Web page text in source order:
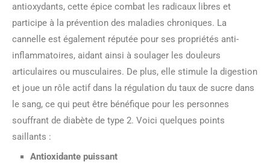
antioxydants, cette épice combat les radicaux libres et
participe à la prévention des maladies chroniques. La
cannelle est également réputée pour ses propriétés anti-
inflammatoires, aidant ainsi à soulager les douleurs
articulaires ou musculaires. De plus, elle stimule la digestion
et joue un rôle actif dans la régulation du taux de sucre dans
le sang, ce qui peut être bénéfique pour les personnes
souffrant de diabète de type 2. Voici quelques points
saillants :
Antioxidante puissant